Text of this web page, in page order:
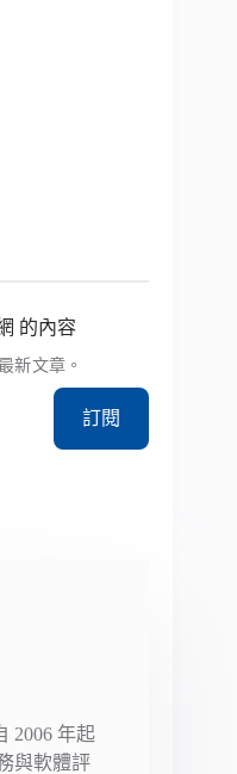
的內容
新文章。
訂閱
2006 年起
與軟體評